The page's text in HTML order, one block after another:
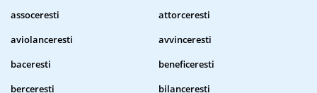
assoceresti
attorceresti
aviolanceresti
avvinceresti
baceresti
beneficeresti
berceresti
bilanceresti